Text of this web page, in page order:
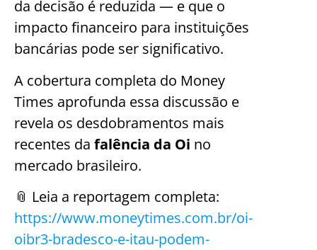
da decisão é reduzida — e que o
impacto financeiro para instituições
bancárias pode ser significativo.
A cobertura completa do Money
Times aprofunda essa discussão e
revela os desdobramentos mais
recentes da falência da Oi no
mercado brasileiro.
📎 Leia a reportagem completa:
https://www.moneytimes.com.br/oi-
oibr3-bradesco-e-itau-podem-